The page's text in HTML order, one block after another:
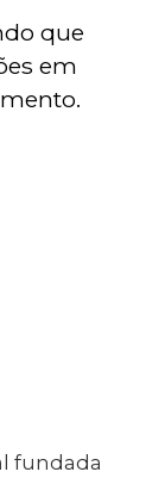
que
em
fundada